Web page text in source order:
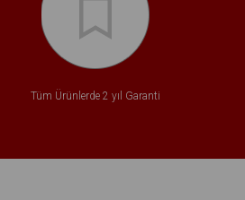
Tüm Ürünlerde 2 yıl Garanti